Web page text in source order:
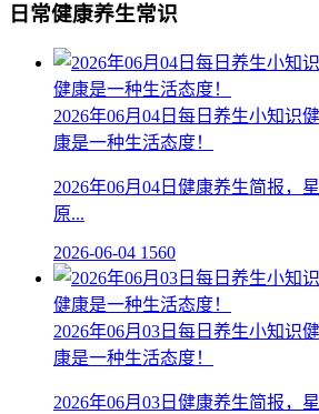
日常健康养生常识
2026年06月04日每日养生小知识
康是一种生活态度！
2026年06月04日健康养生简报，
原...
2026-06-04 1560
2026年06月03日每日养生小知识
康是一种生活态度！
2026年06月03日健康养生简报，